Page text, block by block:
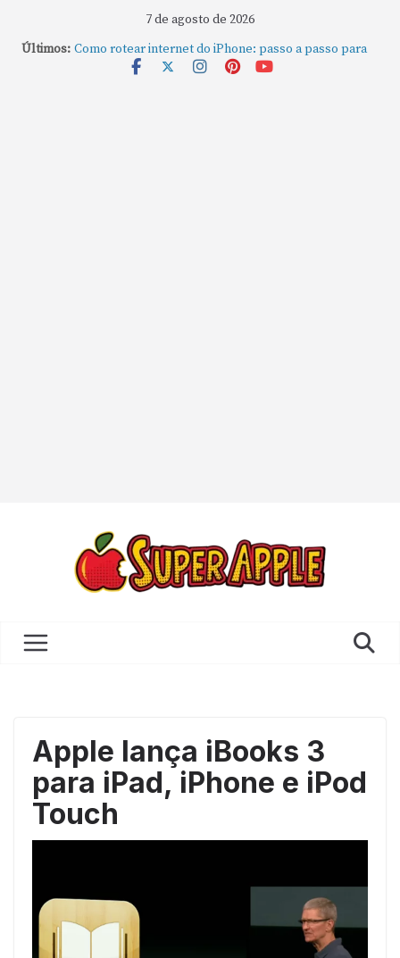
7 de agosto de 2026
Últimos: Como rotear internet do iPhone: passo a passo para
compartilhar a conexão
Apple lança iBooks 3
para iPad, iPhone e iPod
Touch